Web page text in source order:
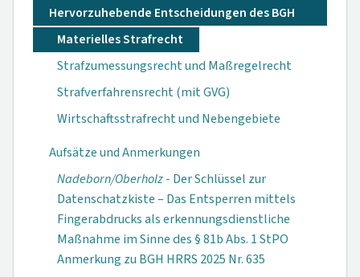
Hervorzuhebende Entscheidungen des BGH
Materielles Strafrecht
Strafzumessungsrecht und Maßregelrecht
Strafverfahrensrecht (mit GVG)
Wirtschaftsstrafrecht und Nebengebiete
Aufsätze und Anmerkungen
Nadeborn/Oberholz- Der Schlüssel zur
Datenschatzkiste – Das Entsperren mittels
Fingerabdrucks als erkennungsdienstliche
Maßnahme im Sinne des § 81b Abs. 1 StPO
Anmerkung zu BGH HRRS 2025 Nr. 635